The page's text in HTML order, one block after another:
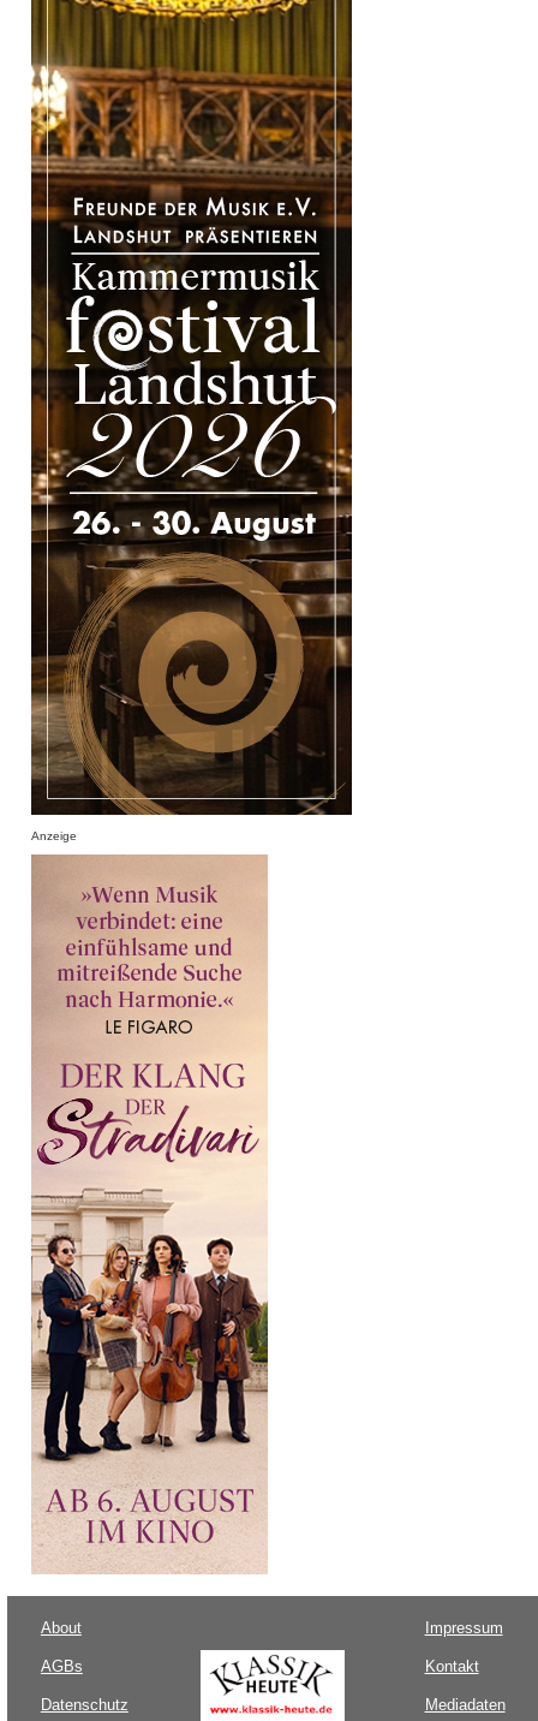
Anzeige
About
AGBs
Datenschutz
Impressum
Kontakt
Mediadaten